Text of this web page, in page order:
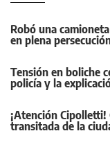
Robó una
en plena
Tensión en boliche
policía y la
¡Atención Cipolletti!
transitada de la